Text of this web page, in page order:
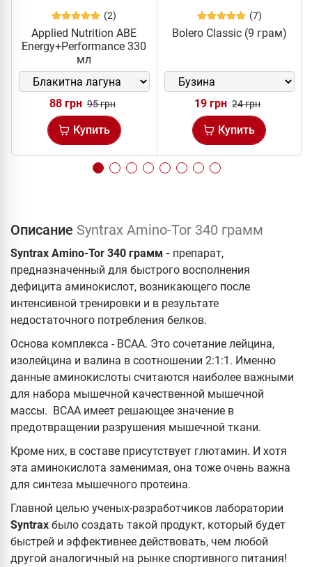
(2)
Applied Nutrition ABE
Energy+Performance 330
мл
88 грн 95 грн
Купить
(7)
Bolero Classic (9 грам)
19 грн 24 грн
Купить
Описание Syntrax Amino-Tor 340 грамм
Syntrax Amino-Tor 340 грамм - препарат,
предназначенный для быстрого восполнения
дефицита аминокислот, возникающего после
интенсивной тренировки и в результате
недостаточного потребления белков.
Основа комплекса - ВСАА. Это сочетание лейцина,
изолейцина и валина в соотношении 2:1:1. Именно
данные аминокислоты считаются наиболее важными
для набора мышечной качественной мышечной
массы. ВСАА имеет решающее значение в
предотвращении разрушения мышечной ткани.
Кроме них, в составе присутствует глютамин. И хотя
эта аминокислота заменимая, она тоже очень важна
для синтеза мышечного протеина.
Главной целью ученых-разработчиков лаборатории
Syntrax было создать такой продукт, который будет
быстрей и эффективнее действовать, чем любой
другой аналогичный на рынке спортивного питания!